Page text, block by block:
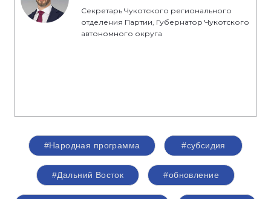
Секретарь Чукотского регионального
отделения Партии, Губернатор Чукотского
автономного округа
#Народная программа #субсидия
#Дальний Восток #обновление